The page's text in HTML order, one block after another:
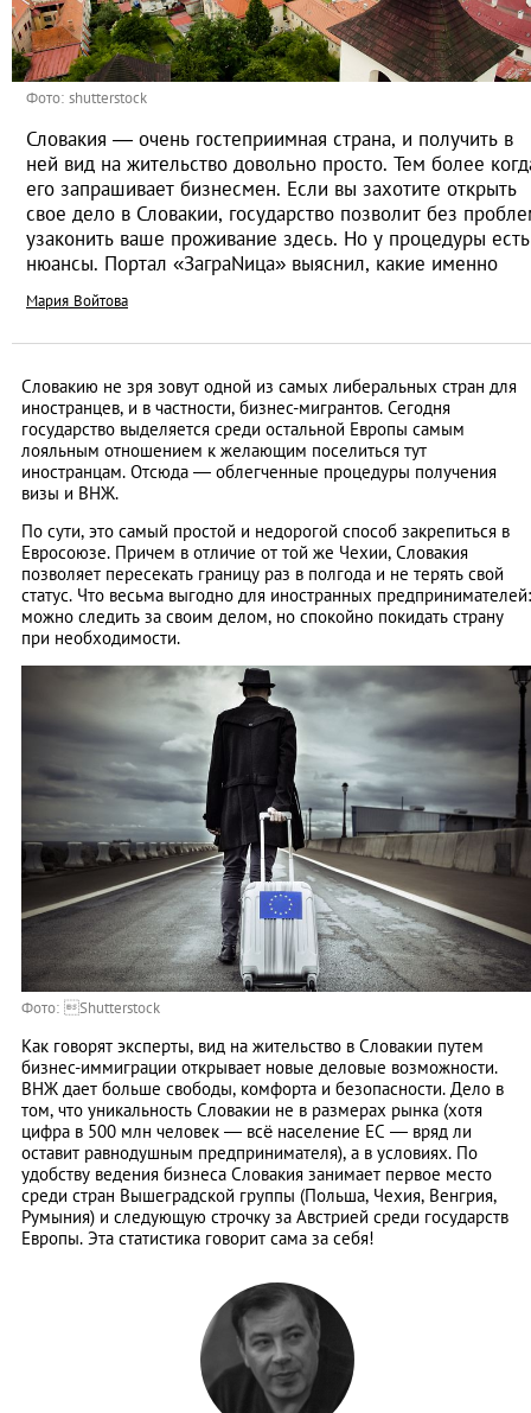
Фото: shutterstock
Словакия ― очень гостеприимная страна, и получить в
ней вид на жительство довольно просто. Тем более
его запрашивает бизнесмен. Если вы захотите открыть
свое дело в Словакии, государство позволит без
узаконить ваше проживание здесь. Но у процедуры есть
нюансы. Портал «ЗаграNица» выяснил, какие именно
Мария Войтова
Словакию не зря зовут одной из самых либеральных стран для
иностранцев, и в частности, бизнес-мигрантов. Сегодня
государство выделяется среди остальной Европы самым
лояльным отношением к желающим поселиться тут
иностранцам. Отсюда ― облегченные процедуры получения
визы и ВНЖ.
По сути, это самый простой и недорогой способ закрепиться в
Евросоюзе. Причем в отличие от той же Чехии, Словакия
позволяет пересекать границу раз в полгода и не терять свой
статус. Что весьма выгодно для иностранных предпринимателей:
можно следить за своим делом, но спокойно покидать страну
при необходимости.
Фото: Shutterstock
Как говорят эксперты, вид на жительство в Словакии путем
бизнес-иммиграции открывает новые деловые возможности.
ВНЖ дает больше свободы, комфорта и безопасности. Дело в
том, что уникальность Словакии не в размерах рынка (хотя
цифра в 500 млн человек ― всё население ЕС — вряд ли
оставит равнодушным предпринимателя), а в условиях. По
удобству ведения бизнеса Словакия занимает первое место
среди стран Вышеградской группы (Польша, Чехия, Венгрия,
Румыния) и следующую строчку за Австрией среди государств
Европы. Эта статистика говорит сама за себя!